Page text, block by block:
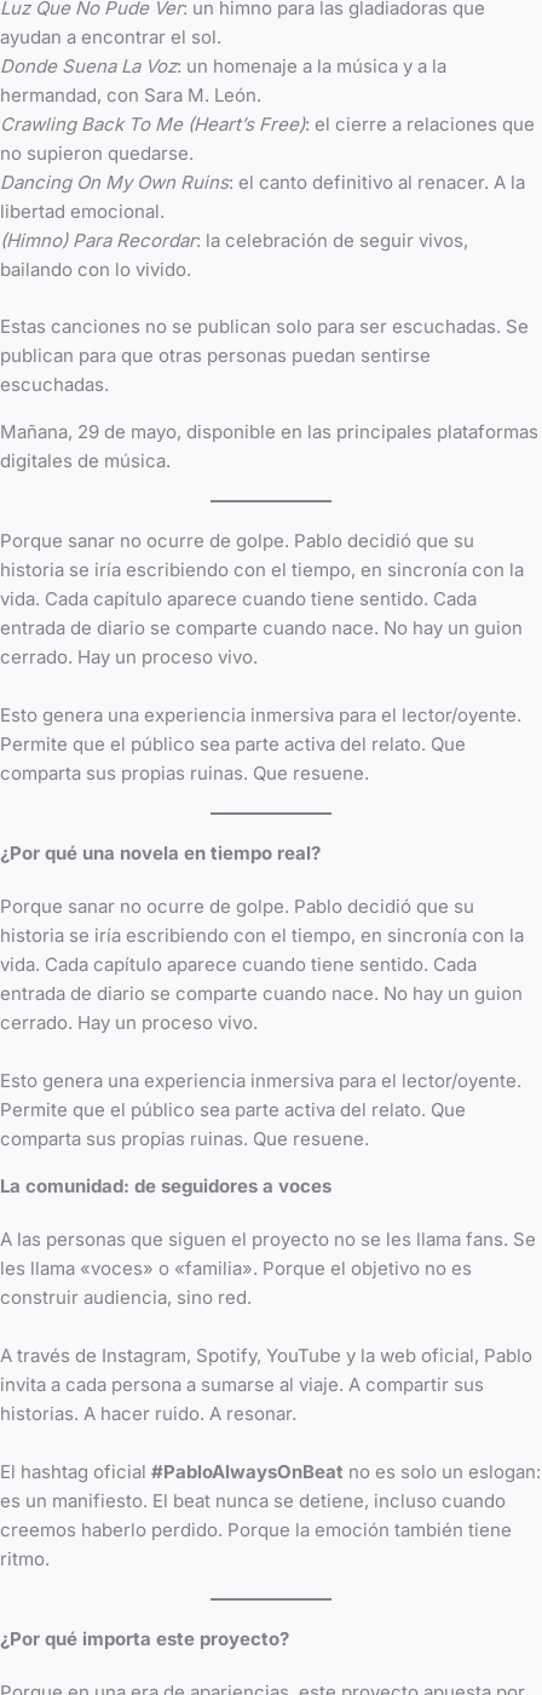
Luz Que No Pude Ver: un himno para las gladiadoras que
ayudan a encontrar el sol.
Donde Suena La Voz: un homenaje a la música y a la
hermandad, con Sara M. León.
Crawling Back To Me (Heart’s Free): el cierre a relaciones que
no supieron quedarse.
Dancing On My Own Ruins: el canto definitivo al renacer. A la
libertad emocional.
(Himno) Para Recordar: la celebración de seguir vivos,
bailando con lo vivido.
Estas canciones no se publican solo para ser escuchadas. Se
publican para que otras personas puedan sentirse
escuchadas.
Mañana, 29 de mayo, disponible en las principales plataformas
digitales de música.
Porque sanar no ocurre de golpe. Pablo decidió que su
historia se iría escribiendo con el tiempo, en sincronía con la
vida. Cada capítulo aparece cuando tiene sentido. Cada
entrada de diario se comparte cuando nace. No hay un guion
cerrado. Hay un proceso vivo.
Esto genera una experiencia inmersiva para el lector/oyente.
Permite que el público sea parte activa del relato. Que
comparta sus propias ruinas. Que resuene.
¿Por qué una novela en tiempo real?
Porque sanar no ocurre de golpe. Pablo decidió que su
historia se iría escribiendo con el tiempo, en sincronía con la
vida. Cada capítulo aparece cuando tiene sentido. Cada
entrada de diario se comparte cuando nace. No hay un guion
cerrado. Hay un proceso vivo.
Esto genera una experiencia inmersiva para el lector/oyente.
Permite que el público sea parte activa del relato. Que
comparta sus propias ruinas. Que resuene.
La comunidad: de seguidores a voces
A las personas que siguen el proyecto no se les llama fans. Se
les llama «voces» o «familia». Porque el objetivo no es
construir audiencia, sino red.
A través de Instagram, Spotify, YouTube y la web oficial, Pablo
invita a cada persona a sumarse al viaje. A compartir sus
historias. A hacer ruido. A resonar.
El hashtag oficial #PabloAlwaysOnBeat no es solo un eslogan:
es un manifiesto. El beat nunca se detiene, incluso cuando
creemos haberlo perdido. Porque la emoción también tiene
ritmo.
¿Por qué importa este proyecto?